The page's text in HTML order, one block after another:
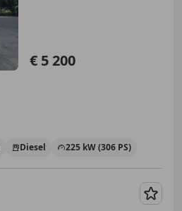
€ 5 200
Diesel 225 kW (306 PS)